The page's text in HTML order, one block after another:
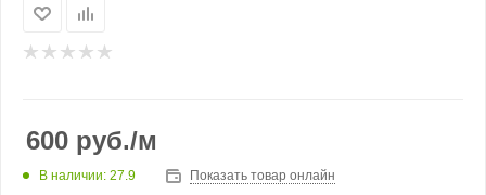
600 руб./м
В наличии: 27.9 Показать товар онлайн